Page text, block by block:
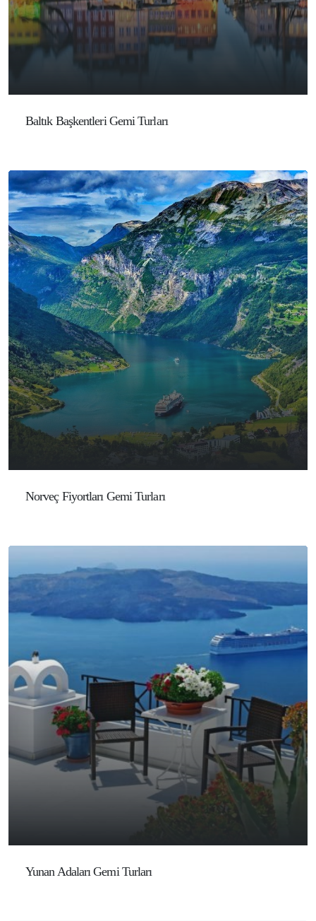
Baltık Başkentleri Gemi Turları
Norveç Fiyortları Gemi Turları
Yunan Adaları Gemi Turları